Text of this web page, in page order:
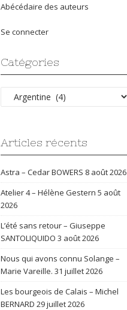
Abécédaire des auteurs
Se connecter
Catégories
Catégories
Articles récents
Astra – Cedar BOWERS 8 août 2026
Atelier 4 – Hélène Gestern 5 août
2026
L’été sans retour – Giuseppe
SANTOLIQUIDO 3 août 2026
Nous qui avons connu Solange –
Marie Vareille. 31 juillet 2026
Les bourgeois de Calais – Michel
BERNARD 29 juillet 2026